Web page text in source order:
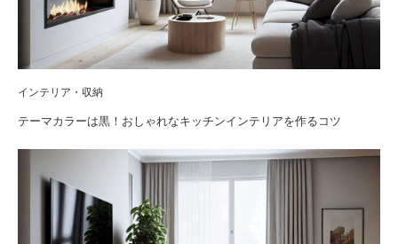
インテリア・収納
テーマカラーは黒！おしゃれなキッチンインテリアを作るコツ